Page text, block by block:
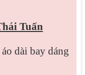
Tuấn
dài bay dáng